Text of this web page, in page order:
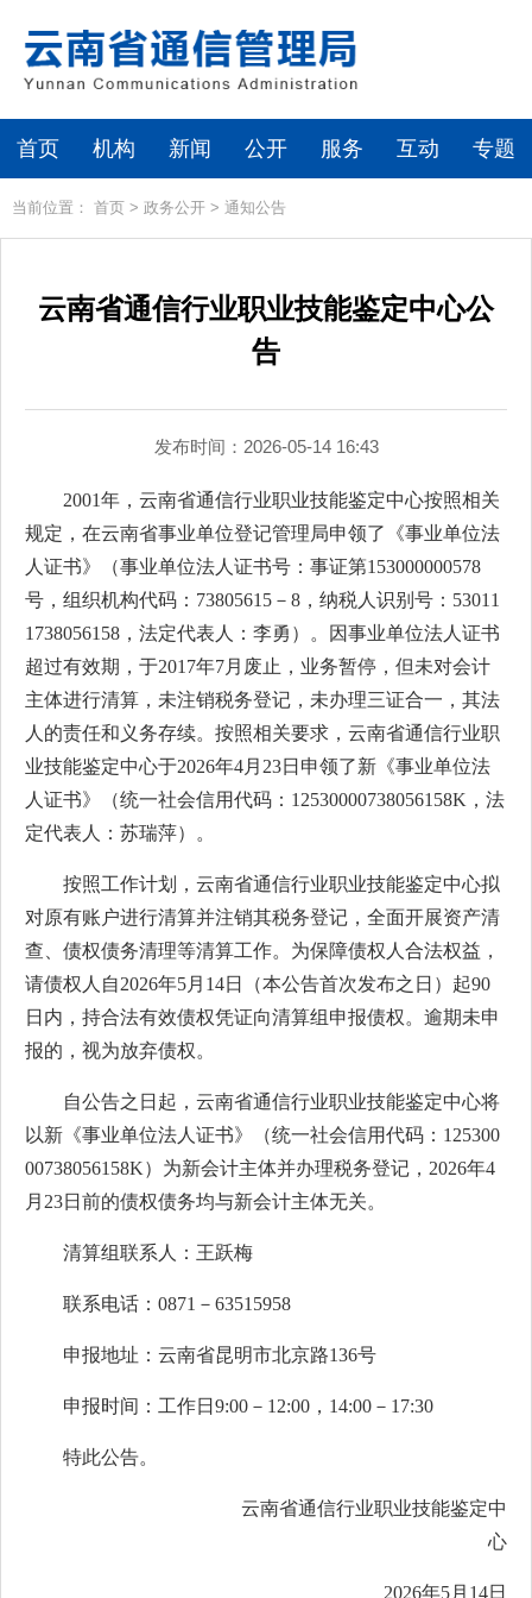
首页 机构 新闻 公开 服务 互动 专题
当前位置： 首页 > 政务公开 > 通知公告
云南省通信行业职业技能鉴定中心公
告
发布时间：2026-05-14 16:43
2001年，云南省通信行业职业技能鉴定中心按照相关
规定，在云南省事业单位登记管理局申领了《事业单位法
人证书》（事业单位法人证书号：事证第153000000578
号，组织机构代码：73805615－8，纳税人识别号：53011
1738056158，法定代表人：李勇）。因事业单位法人证书
超过有效期，于2017年7月废止，业务暂停，但未对会计
主体进行清算，未注销税务登记，未办理三证合一，其法
人的责任和义务存续。按照相关要求，云南省通信行业职
业技能鉴定中心于2026年4月23日申领了新《事业单位法
人证书》（统一社会信用代码：12530000738056158K，法
定代表人：苏瑞萍）。
按照工作计划，云南省通信行业职业技能鉴定中心拟
对原有账户进行清算并注销其税务登记，全面开展资产清
查、债权债务清理等清算工作。为保障债权人合法权益，
请债权人自2026年5月14日（本公告首次发布之日）起90
日内，持合法有效债权凭证向清算组申报债权。逾期未申
报的，视为放弃债权。
自公告之日起，云南省通信行业职业技能鉴定中心将
以新《事业单位法人证书》（统一社会信用代码：125300
00738056158K）为新会计主体并办理税务登记，2026年4
月23日前的债权债务均与新会计主体无关。
清算组联系人：王跃梅
联系电话：0871－63515958
申报地址：云南省昆明市北京路136号
申报时间：工作日9:00－12:00，14:00－17:30
特此公告。
云南省通信行业职业技能鉴定中
心
2026年5月14日